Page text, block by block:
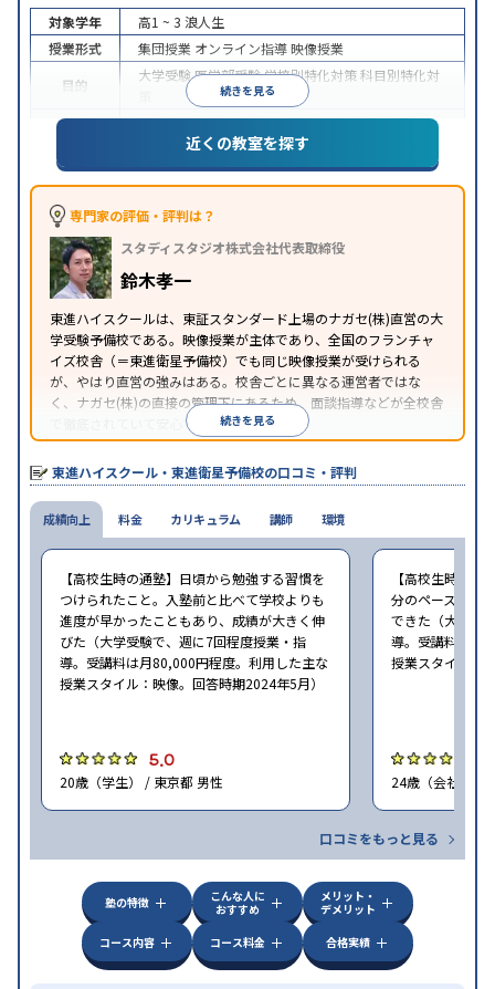
続きを見る
対象学年 高1 ~ 3 浪人生
授業形式
集団授業 オンライン指導映像授業
目的
大学受験医学部受験学校別特化対策科目別特化対
特待生・奨学金制度あり授業の振替可能学習に
PC・タブレットを利用1科目から受講可能
習のみの受講可
※2024年6月調査。大学受験塾・予備校のアンケート調査方法を参照
近くの教室を探す
専門家の評価・評判は？
スタディスタジオ株式会社代表取締役
鈴木孝一
東進ハイスクールは、東証スタンダード上場のナガセ(株)直営の大
学受験予備校である。映像授業が主体であり、全国のフランチャ
イズ校舎（＝東進衛星予備校）でも同じ映像授業が受けられる
が、やはり直営の強みはある。校舎ごとに異なる運営者ではな
く、ナガセ(株)の直接の管理下にあるため、面談指導などが全校舎
で徹底されていて安心できる。
東進衛星予備校は、運営会社により指導方針や校舎のルールが異
なる。体験授業では、授業のみで判断するのではなく、担当者や
校舎雰囲気、校舎での合格実績などを確認すると良いだろう。
続きを見る
東進ハイスクール・東進衛星予備校の口コミ・評判
成績向上
【高校生時の通塾】日頃から勉強する習慣を
つけられたこと。入塾前と比べて学校よりも
進度が早かったこともあり、成績が大きく伸
びた（大学受験で、週に7回程度授業・指
導。受講料は月80,000円程度。利用した主な
授業スタイル：映像。回答時期2024年5月）
5.0
20歳（学生） / 東京都 男性
【高校生時の通
分のペースで進
できた（大学受
導。受講料は月
授業スタイル：
24歳（会社員<
口コミをもっと見る
料金 カリキュラム 講師 環境
塾の特徴
こんな人に
おすすめ
メリット・
デメリット
コース内容
コース料金 合格実績